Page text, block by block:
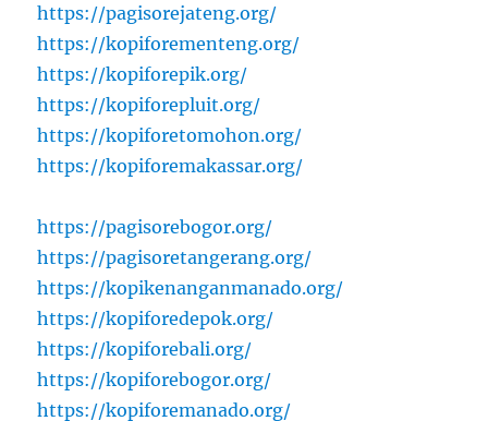
https://pagisorejateng.org/
https://kopiforementeng.org/
https://kopiforepik.org/
https://kopiforepluit.org/
https://kopiforetomohon.org/
https://kopiforemakassar.org/
https://pagisorebogor.org/
https://pagisoretangerang.org/
https://kopikenanganmanado.org/
https://kopiforedepok.org/
https://kopiforebali.org/
https://kopiforebogor.org/
https://kopiforemanado.org/